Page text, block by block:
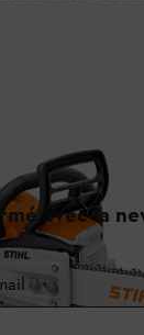
avec la